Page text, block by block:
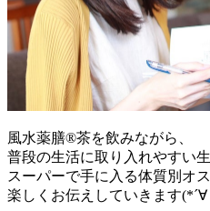
風水薬膳®茶を飲みながら、
普段の生活に取り入れやすい
スーパーで手に入る体質別オ
楽しくお伝えしていきます